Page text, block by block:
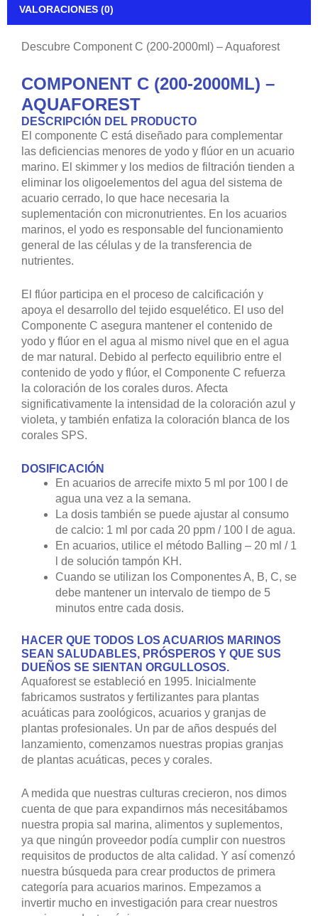
VALORACIONES (0)
Descubre Component C (200-2000ml) – Aquaforest
COMPONENT C (200-2000ML) –
AQUAFOREST
DESCRIPCIÓN DEL PRODUCTO
El componente C está diseñado para complementar
las deficiencias menores de yodo y flúor en un acuario
marino. El skimmer y los medios de filtración tienden a
eliminar los oligoelementos del agua del sistema de
acuario cerrado, lo que hace necesaria la
suplementación con micronutrientes. En los acuarios
marinos, el yodo es responsable del funcionamiento
general de las células y de la transferencia de
nutrientes.
El flúor participa en el proceso de calcificación y
apoya el desarrollo del tejido esquelético. El uso del
Componente C asegura mantener el contenido de
yodo y flúor en el agua al mismo nivel que en el agua
de mar natural. Debido al perfecto equilibrio entre el
contenido de yodo y flúor, el Componente C refuerza
la coloración de los corales duros. Afecta
significativamente la intensidad de la coloración azul y
violeta, y también enfatiza la coloración blanca de los
corales SPS.
DOSIFICACIÓN
En acuarios de arrecife mixto 5 ml por 100 l de
agua una vez a la semana.
La dosis también se puede ajustar al consumo
de calcio: 1 ml por cada 20 ppm / 100 l de agua.
En acuarios, utilice el método Balling – 20 ml / 1
l de solución tampón KH.
Cuando se utilizan los Componentes A, B, C, se
debe mantener un intervalo de tiempo de 5
minutos entre cada dosis.
HACER QUE TODOS LOS ACUARIOS MARINOS
SEAN SALUDABLES, PRÓSPEROS Y QUE SUS
DUEÑOS SE SIENTAN ORGULLOSOS.
Aquaforest se estableció en 1995. Inicialmente
fabricamos sustratos y fertilizantes para plantas
acuáticas para zoológicos, acuarios y granjas de
plantas profesionales. Un par de años después del
lanzamiento, comenzamos nuestras propias granjas
de plantas acuáticas, peces y corales.
A medida que nuestras culturas crecieron, nos dimos
cuenta de que para expandirnos más necesitábamos
nuestra propia sal marina, alimentos y suplementos,
ya que ningún proveedor podía cumplir con nuestros
requisitos de productos de alta calidad. Y así comenzó
nuestra búsqueda para crear productos de primera
categoría para acuarios marinos. Empezamos a
invertir mucho en investigación para crear nuestros